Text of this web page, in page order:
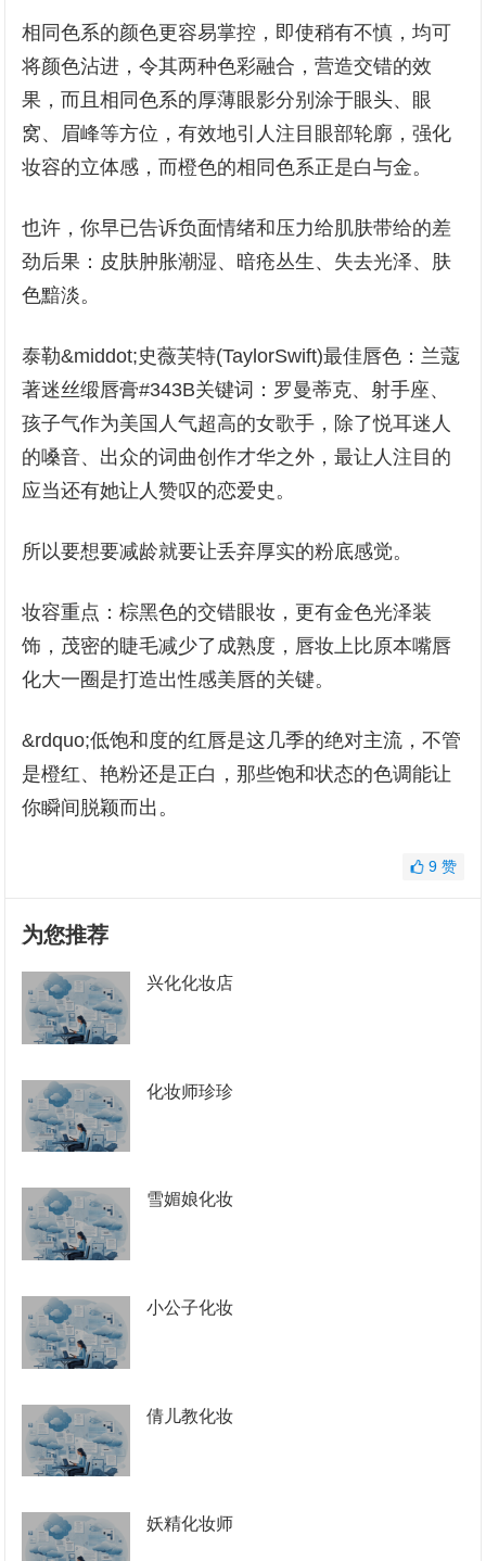
相同色系的颜色更容易掌控，即使稍有不慎，均可
将颜色沾进，令其两种色彩融合，营造交错的效
果，而且相同色系的厚薄眼影分别涂于眼头、眼
窝、眉峰等方位，有效地引人注目眼部轮廓，强化
妆容的立体感，而橙色的相同色系正是白与金。
也许，你早已告诉负面情绪和压力给肌肤带给的差
劲后果：皮肤肿胀潮湿、暗疮丛生、失去光泽、肤
色黯淡。
泰勒&middot;史薇芙特(TaylorSwift)最佳唇色：兰蔻
著迷丝缎唇膏#343B关键词：罗曼蒂克、射手座、
孩子气作为美国人气超高的女歌手，除了悦耳迷人
的嗓音、出众的词曲创作才华之外，最让人注目的
应当还有她让人赞叹的恋爱史。
所以要想要减龄就要让丢弃厚实的粉底感觉。
妆容重点：棕黑色的交错眼妆，更有金色光泽装
饰，茂密的睫毛减少了成熟度，唇妆上比原本嘴唇
化大一圈是打造出性感美唇的关键。
&rdquo;低饱和度的红唇是这几季的绝对主流，不管
是橙红、艳粉还是正白，那些饱和状态的色调能让
你瞬间脱颖而出。
9 赞
为您推荐
兴化化妆店
化妆师珍珍
雪媚娘化妆
小公子化妆
倩儿教化妆
妖精化妆师